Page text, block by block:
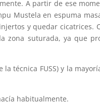
A partir de ese
Mustela en espuma
y quedar cicatrices.
suturada, ya que
técnica FUSS) y la
habitualmente.